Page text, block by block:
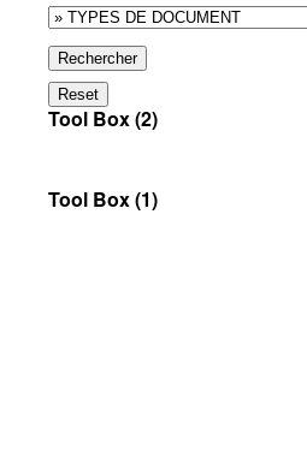
Rechercher
Reset
Tool Box (2)
Tool Box (1)